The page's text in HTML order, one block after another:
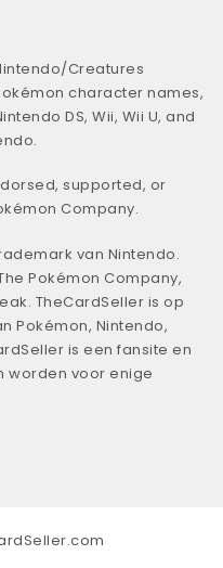
Creatures
character names,
DS, Wii, Wii U, and
supported, or
Company.
van Nintendo.
Pokémon Company,
TheCardSeller is op
Pokémon, Nintendo,
is een fansite en
worden voor enige